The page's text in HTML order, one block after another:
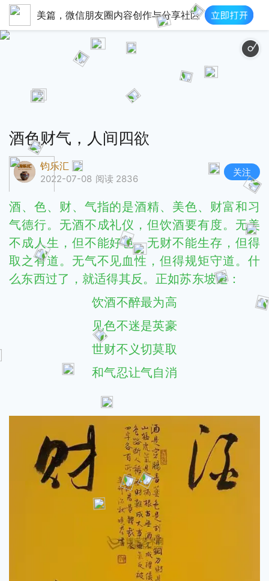
美篇，微信朋友圈内容创作与分享社区
酒色财气，人间四欲
钧乐汇
2022-07-08 阅读 2836
关注
酒、色、财、气指的是酒精、美色、财富和习
气德行。无酒不成礼仪，但饮酒要有度。无美
不成人生，但不能好色。无财不能生存，但得
取之有道。无气不见血性，但得规矩守道。什
么东西过了，就适得其反。正如苏东坡道：
饮酒不醉最为高
见色不迷是英豪
世财不义切莫取
和气忍让气自消
走在